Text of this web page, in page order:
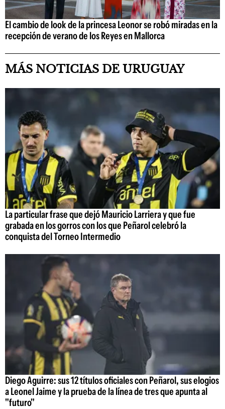
El cambio de look de la princesa Leonor se robó miradas en la
recepción de verano de los Reyes en Mallorca
MÁS NOTICIAS DE URUGUAY
La particular frase que dejó Mauricio Larriera y que fue
grabada en los gorros con los que Peñarol celebró la
conquista del Torneo Intermedio
Diego Aguirre: sus 12 títulos oficiales con Peñarol, sus elogios
a Leonel Jaime y la prueba de la línea de tres que apunta al
"futuro"